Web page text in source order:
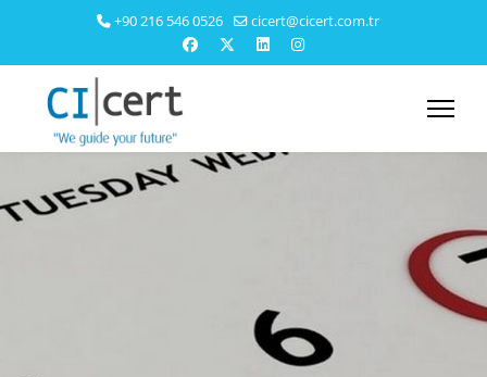
+90 216 546 0526 cicert@cicert.com.tr